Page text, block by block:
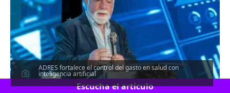
ADRES fortalece el control del gasto en salud con
inteligencia artificial
Escucha el artículo